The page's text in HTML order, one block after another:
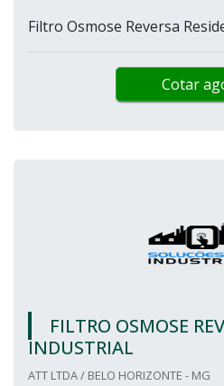
Filtro Osmose Reversa
Cotar
FILTRO OSMOSE
INDUSTRIAL
ATT LTDA / BELO HORIZONTE - MG